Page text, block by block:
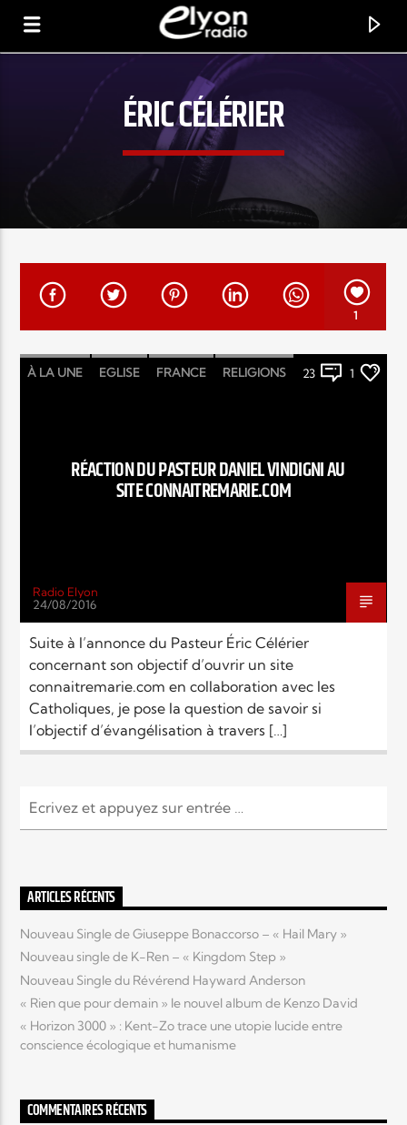
RADIO ELYON
POSITIVE ET ENCOURAGEANTE !
Radio Elyon
Elyon Rhema
Elyon Kids
ÉRIC CÉLÉRIER
1
À LA UNE EGLISE FRANCE RELIGIONS 23 1
RÉACTION DU PASTEUR DANIEL VINDIGNI AU
SITE CONNAITREMARIE.COM
Radio Elyon
24/08/2016
Suite à l’annonce du Pasteur Éric Célérier
concernant son objectif d’ouvrir un site
connaitremarie.com en collaboration avec les
Catholiques, je pose la question de savoir si
l’objectif d’évangélisation à travers […]
ARTICLES RÉCENTS
Nouveau Single de Giuseppe Bonaccorso – « Hail Mary »
Nouveau single de K-Ren – « Kingdom Step »
Nouveau Single du Révérend Hayward Anderson
« Rien que pour demain » le nouvel album de Kenzo David
« Horizon 3000 » : Kent-Zo trace une utopie lucide entre
conscience écologique et humanisme
COMMENTAIRES RÉCENTS